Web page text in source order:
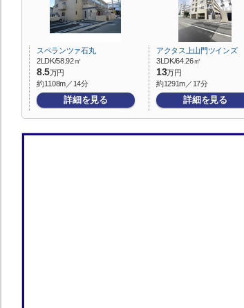
スペランツァ石丸
2LDK/58.92㎡
8.5万円
約1108m／14分
詳細を見る
アクタス上山門ツインズ
3LDK/64.26㎡
13万円
約1291m／17分
詳細を見る